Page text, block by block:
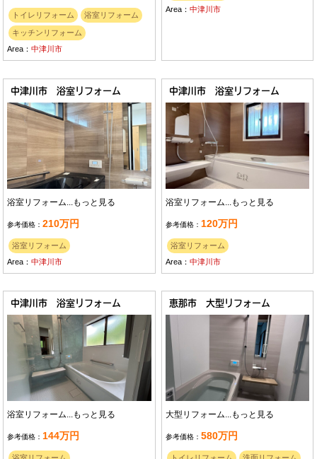
トイレリフォーム 浴室リフォーム
キッチンリフォーム
Area：中津川市
Area：中津川市
中津川市 浴室リフォーム
浴室リフォーム... もっと見る
参考価格：210万円
浴室リフォーム
Area：中津川市
中津川市 浴室リフォーム
浴室リフォーム... もっと見る
参考価格： 120万円
浴室リフォーム
Area：中津川市
中津川市 浴室リフォーム
浴室リフォーム... もっと見る
参考価格： 144万円
恵那市 大型リフォーム
大型リフォーム... もっと見る
参考価格：580万円